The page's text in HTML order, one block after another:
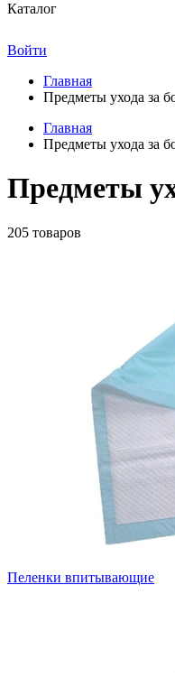
Каталог
Войти
Главная
Предметы ухода за
Главная
Предметы ухода за
Предметы
205 товаров
Пеленки впитывающие